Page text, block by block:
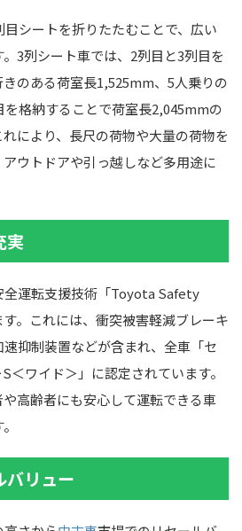
目シートを折りたたむことで、広い
3列シート車では、2列目と3列目を
のある荷室長1,525mm、5人乗りの
を格納することで荷室長2,045mmの
により、長尺の荷物や大量の荷物を
ウトドアや引っ越しなど多用途に
実
全運転支援技術「Toyota Safety
。これには、衝突被害軽減ブレーキ
抑制装置などが含まれ、全車「セ
＜ワイド＞」に認定されています。
高齢者にも安心して運転できる車
バリュー